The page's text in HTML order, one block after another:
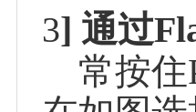
3] 通过
常按